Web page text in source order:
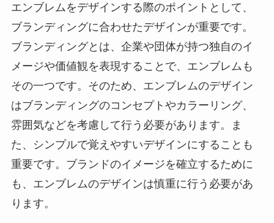
エンブレムをデザインする際のポイントとして、
ブランディングに合わせたデザインが重要です。
ブランディングとは、企業や団体が持つ独自のイ
メージや価値観を表現することで、エンブレムも
その一つです。そのため、エンブレムのデザイン
はブランディングのコンセプトやカラーリング、
雰囲気などを考慮して行う必要があります。ま
た、シンプルで覚えやすいデザインにすることも
重要です。ブランドのイメージを確立するために
も、エンブレムのデザインは慎重に行う必要があ
ります。